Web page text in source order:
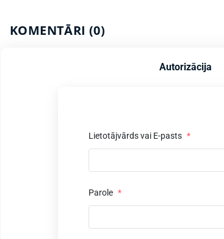
KOMENTĀRI (0)
Autorizācija
Lietotājvārds vai E-pasts *
Parole *